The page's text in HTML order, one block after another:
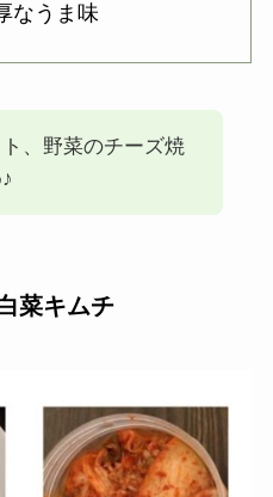
なうま味
、野菜のチーズ焼
菜キムチ